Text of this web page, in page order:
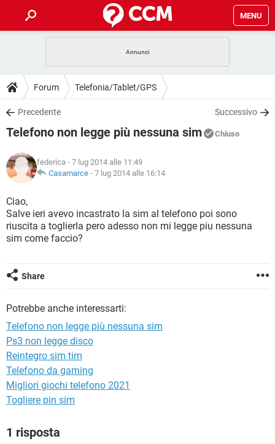
MENU
INTRATTENIMENTO ANDROID
iOS
INSTAGRAM WHATSAPP
TIKTOK
HARDWARE
GUIDE
COVID-19 GAMING
INSTAGRAM
TIKTOK
HARDWARE
DOWNLOAD
COVID-19 GAMING
INTRATTENIMENTO
iOS WINDOWS 10
INSTAGRAM
TIKTOK FACEBOOK
HARDWARE
COVID-19
INTRATTENIMENTO
iOS
INSTAGRAM WHATSAPP
HARDWARE
GLOSSARIO
COVID-19
INTRATTENIMENTO ANDROID
iOS
TIKTOK
Forum Telefonia/Tablet/GPS
Precedente Successivo
Telefono non legge più nessuna sim Chiuso
federica - 7 lug 2014 alle 11:49
Casamarce - 7 lug 2014 alle 16:14
Ciao,
Salve ieri avevo incastrato la sim al telefono poi sono
riuscita a toglierla pero adesso non mi legge piu nessuna
sim come faccio?
Share
Potrebbe anche interessarti:
Telefono non legge più nessuna sim
Ps3 non legge disco
Reintegro sim tim
Telefono da gaming
Migliori giochi telefono 2021
Togliere pin sim
1 risposta